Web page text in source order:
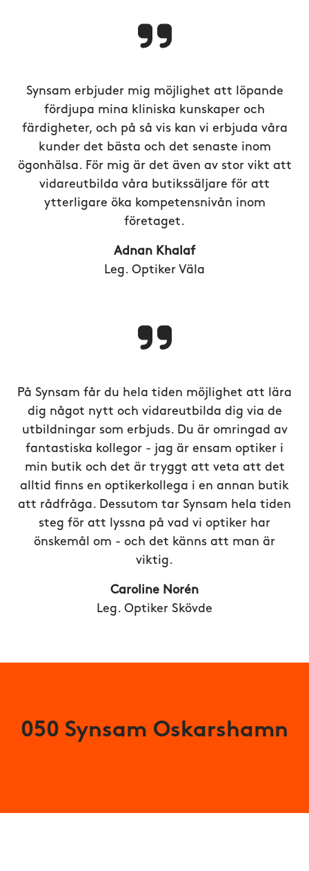
Synsam erbjuder mig möjlighet att löpande
fördjupa mina kliniska kunskaper och
färdigheter, och på så vis kan vi erbjuda våra
kunder det bästa och det senaste inom
ögonhälsa. För mig är det även av stor vikt att
vidareutbilda våra butikssäljare för att
ytterligare öka kompetensnivån inom
företaget.
Adnan Khalaf
Leg. Optiker Väla
På Synsam får du hela tiden möjlighet att lära
dig något nytt och vidareutbilda dig via de
utbildningar som erbjuds. Du är omringad av
fantastiska kollegor - jag är ensam optiker i
min butik och det är tryggt att veta att det
alltid finns en optikerkollega i en annan butik
att rådfråga. Dessutom tar Synsam hela tiden
steg för att lyssna på vad vi optiker har
önskemål om - och det känns att man är
viktig.
Caroline Norén
Leg. Optiker Skövde
050 Synsam Oskarshamn